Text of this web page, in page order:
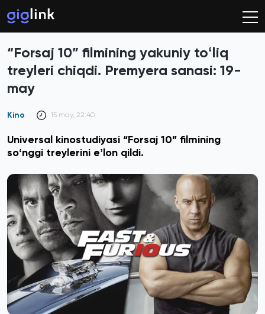
“Forsaj 10” filmining yakuniy toʻliq
treyleri chiqdi. Premyera sanasi: 19-
may
Kino 15 may, 22:40
Universal kinostudiyasi “Forsaj 10” filmining
soʻnggi treylerini eʼlon qildi.